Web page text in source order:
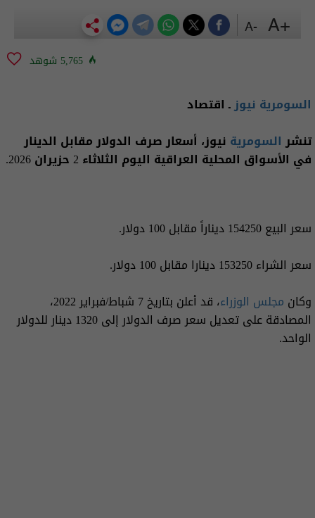
5,765 شوهد
السومرية نيوزـ اقتصاد
تنشرالسومرية نيوز، أسعار صرف الدولار مقابل الدينار
في الأسواق المحلية العراقية اليوم الثلاثاء 2 حزيران 2026.
سعر البيع 154250 ديناراً مقابل 100 دولار.
سعر الشراء 153250 دينارا مقابل 100 دولار.
وكان مجلس الوزراء
، قد أعلن بتاريخ 7 شباط/فبراير 2022،
المصادقة على تعديل سعر صرف الدولار إلى 1320 دينار للدولار
الواحد.
+A
-A